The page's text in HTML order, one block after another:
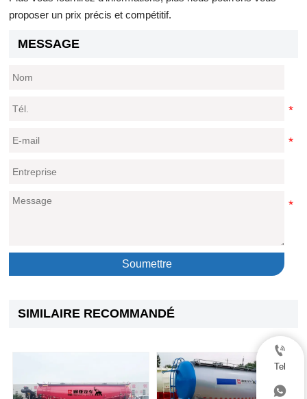
proposer un prix précis et compétitif.
MESSAGE
Soumettre
SIMILAIRE RECOMMANDÉ

Tel
